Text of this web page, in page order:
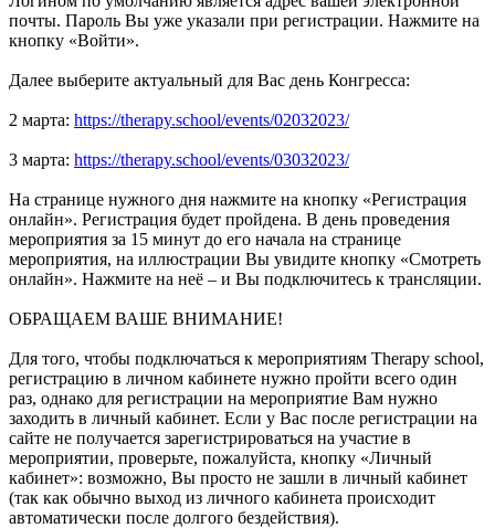
почты. Пароль Вы уже указали при регистрации. Нажмите на
кнопку «Войти».
Далее выберите актуальный для Вас день Конгресса:
2 марта: https://therapy.school/events/02032023/
3 марта: https://therapy.school/events/03032023/
На странице нужного дня нажмите на кнопку «Регистрация
онлайн». Регистрация будет пройдена. В день проведения
мероприятия за 15 минут до его начала на странице
мероприятия, на иллюстрации Вы увидите кнопку «Смотреть
онлайн». Нажмите на неё – и Вы подключитесь к трансляции.
ОБРАЩАЕМ ВАШЕ ВНИМАНИЕ!
Для того, чтобы подключаться к мероприятиям Therapy school,
регистрацию в личном кабинете нужно пройти всего один
раз, однако для регистрации на мероприятие Вам нужно
заходить в личный кабинет. Если у Вас после регистрации на
сайте не получается зарегистрироваться на участие в
мероприятии, проверьте, пожалуйста, кнопку «Личный
кабинет»: возможно, Вы просто не зашли в личный кабинет
(так как обычно выход из личного кабинета происходит
автоматически после долгого бездействия).